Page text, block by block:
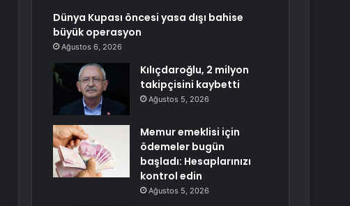
Dünya Kupası öncesi yasa dışı bahise
büyük operasyon
Ağustos 6, 2026
Kılıçdaroğlu, 2 milyon
takipçisini kaybetti
Ağustos 5, 2026
Memur emeklisi için
ödemeler bugün
başladı: Hesaplarınızı
kontrol edin
Ağustos 5, 2026